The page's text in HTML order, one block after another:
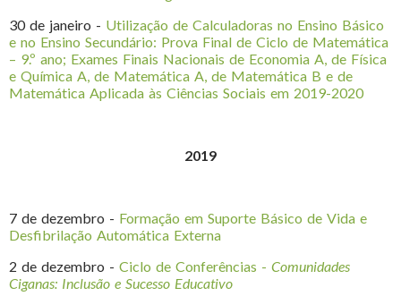
30 de janeiro - Utilização de Calculadoras no Ensino Básico
e no Ensino Secundário: Prova Final de Ciclo de Matemática
– 9.º ano; Exames Finais Nacionais de Economia A, de Física
e Química A, de Matemática A, de Matemática B e de
Matemática Aplicada às Ciências Sociais em 2019-2020
2019
7 de dezembro - Formação em Suporte Básico de Vida e
Desfibrilação Automática Externa
2 de dezembro - Ciclo de Conferências - Comunidades
Ciganas: Inclusão e Sucesso Educativo